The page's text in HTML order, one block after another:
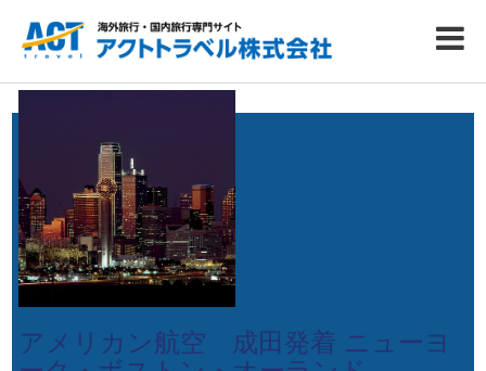
アメリカン航空 成田発着 ニューヨ